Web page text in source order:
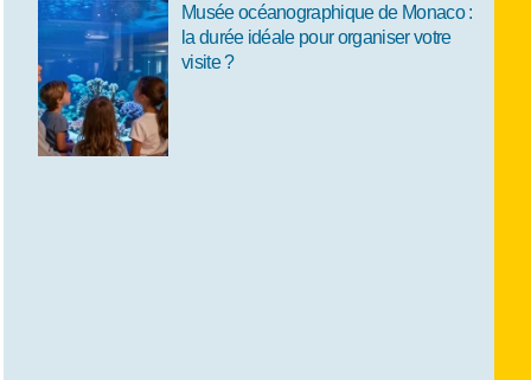
Musée océanographique de Monaco :
la durée idéale pour organiser votre
visite ?